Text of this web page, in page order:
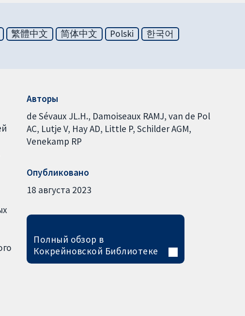
繁體中文 简体中文 Polski
한국어
Авторы
de Sévaux JL.H. Damoiseaux RAMJ van de Pol
AC Lutje V Hay AD Little P Schilder AGM
Venekamp RP
Опубликовано
18 августа 2023
Полный обзор в
Кокрейновской Библиотеке